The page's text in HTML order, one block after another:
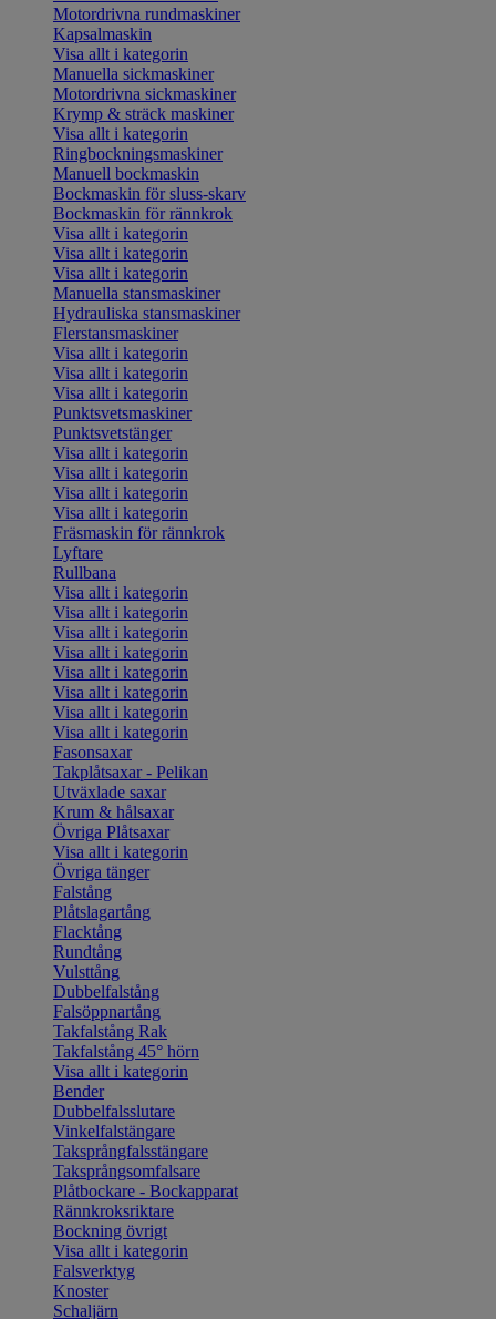
Motordrivna rundmaskiner
Kapsalmaskin
Visa allt i kategorin
Manuella sickmaskiner
Motordrivna sickmaskiner
Krymp & sträck maskiner
Visa allt i kategorin
Ringbockningsmaskiner
Manuell bockmaskin
Bockmaskin för sluss-skarv
Bockmaskin för rännkrok
Visa allt i kategorin
Visa allt i kategorin
Visa allt i kategorin
Manuella stansmaskiner
Hydrauliska stansmaskiner
Flerstansmaskiner
Visa allt i kategorin
Visa allt i kategorin
Visa allt i kategorin
Punktsvetsmaskiner
Punktsvetstänger
Visa allt i kategorin
Visa allt i kategorin
Visa allt i kategorin
Visa allt i kategorin
Fräsmaskin för rännkrok
Lyftare
Rullbana
Visa allt i kategorin
Visa allt i kategorin
Visa allt i kategorin
Visa allt i kategorin
Visa allt i kategorin
Visa allt i kategorin
Visa allt i kategorin
Visa allt i kategorin
Fasonsaxar
Takplåtsaxar - Pelikan
Utväxlade saxar
Krum & hålsaxar
Övriga Plåtsaxar
Visa allt i kategorin
Övriga tänger
Falstång
Plåtslagartång
Flacktång
Rundtång
Vulsttång
Dubbelfalstång
Falsöppnartång
Takfalstång Rak
Takfalstång 45° hörn
Visa allt i kategorin
Bender
Dubbelfalsslutare
Vinkelfalstängare
Taksprångfalsstängare
Taksprångsomfalsare
Plåtbockare - Bockapparat
Rännkroksriktare
Bockning övrigt
Visa allt i kategorin
Falsverktyg
Knoster
Schaljärn